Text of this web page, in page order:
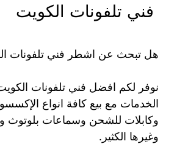
فني تلفونات الكويت
هل تبحث عن اشطر فني تلفونات
نوفر لكم افضل فني تلفونات
الخدمات مع بيع كافة انواع
وكابلات للشحن وسماعات بلوتوث
وغيرها الكثير.